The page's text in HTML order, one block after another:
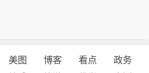
美图 博客 看点
政务